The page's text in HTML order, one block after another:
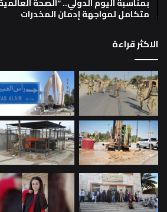
بمناسبة اليوم الدولي.. “الصحة
متكامل لمواجهة إدمان المخدرات
الاكثر قراءة